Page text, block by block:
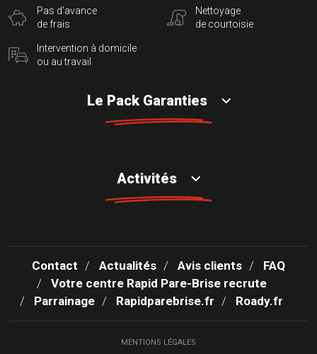
Pas d'avance
de frais
Intervention à domicile
ou au travail
Nettoyage
de courtoisie
Le Pack Garanties
Activités
Contact Actualités Avis clients
FAQ
Votre centre Rapid Pare-Brise recrute
Parrainage
Rapidparebrise.fr Roady.fr
MENTIONS LÉGALES